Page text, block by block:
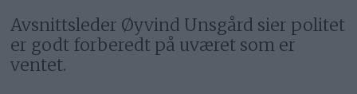
Avsnittsleder Øyvind Unsgård sier politet
er godt forberedt på uværet som er
ventet.